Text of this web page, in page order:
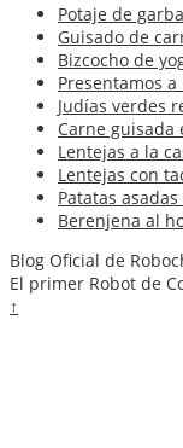
Potaje de
Guisado de
Bizcocho de
Presentamos
Judías verdes
Carne guisada
Lentejas a la
Lentejas con
Patatas
Berenjena al
Blog Oficial de
El primer Robot de
↑